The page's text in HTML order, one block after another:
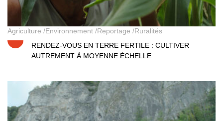
Agriculture Environnement Reportage Ruralités
RENDEZ-VOUS EN TERRE FERTILE : CULTIVER
AUTREMENT À MOYENNE ÉCHELLE
Accroche-toi